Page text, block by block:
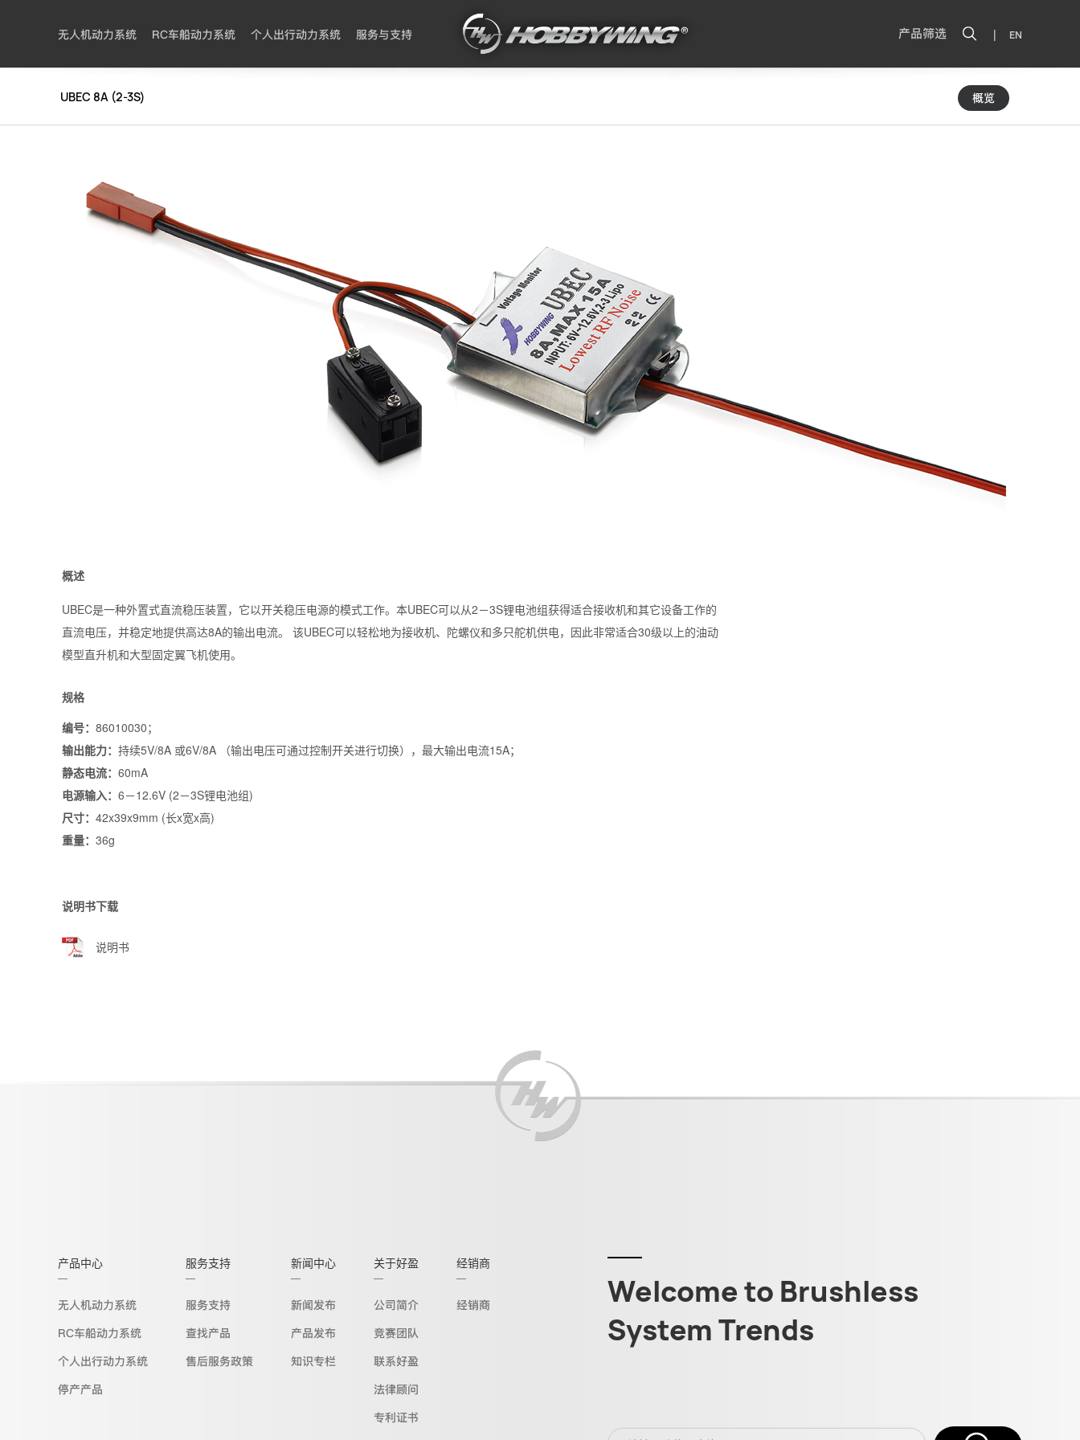
无人机动力系统 RC车船动力系统 个人出行动力系统 服务与支持 产品筛选 | EN
UBEC 8A (2-3S) 概览
概述
UBEC是一种外置式直流稳压装置，它以开关稳压电源的模式工作。本UBEC可以从2－3S锂电池组获得适合接收机和其它设备工作的
直流电压，并稳定地提供高达8A的输出电流。 该UBEC可以轻松地为接收机、陀螺仪和多只舵机供电，因此非常适合30级以上的油动
模型直升机和大型固定翼飞机使用。
规格
编号： 86010030；
输出能力： 持续5V/8A 或6V/8A （输出电压可通过控制开关进行切换），最大输出电流15A；
静态电流： 60mA
电源输入： 6－12.6V (2－3S锂电池组)
尺寸： 42x39x9mm (长x宽x高)
重量： 36g
说明书下载
说明书
产品中心
无人机动力系统
RC车船动力系统
个人出行动力系统
停产产品
服务支持
服务支持
查找产品
售后服务政策
新闻中心
新闻发布
产品发布
知识专栏
关于好盈
公司简介
竞赛团队
联系好盈
法律顾问
专利证书
经销商
经销商
Welcome to Brushless
System Trends